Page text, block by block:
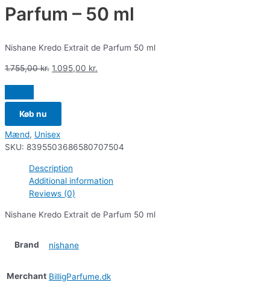
Parfum – 50 ml
Nishane Kredo Extrait de Parfum 50 ml
1.755,00kr. 1.095,00 kr.
Køb nu
Mænd, Unisex
SKU: 8395503686580707504
Description
Additional information
Reviews (0)
Nishane Kredo Extrait de Parfum 50 ml
Brand nishane
Merchant BilligParfume.dk